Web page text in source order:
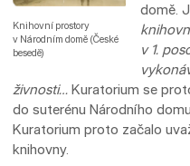
Knihovní prostory
v Národním domě (České
besedě)
domě.
v 1.
živnosti… Kuratorium se
do suterénu Národního
Kuratorium proto začalo
knihovny.